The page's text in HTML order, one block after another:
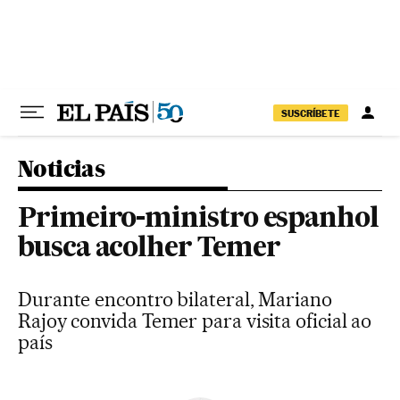
SUSCRÍBETE
Noticias
Primeiro-ministro espanhol
busca acolher Temer
Durante encontro bilateral, Mariano
Rajoy convida Temer para visita oficial ao
país